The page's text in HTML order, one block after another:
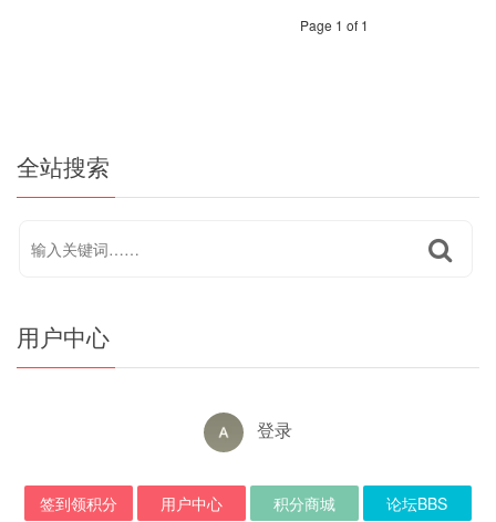
Page 1 of 1
全站搜索
用户中心
登录
签到领积分 用户中心 积分商城 论坛BBS